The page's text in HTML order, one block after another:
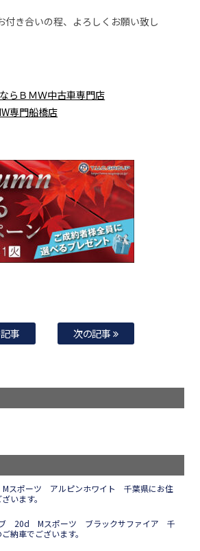
付き合いの程、よろしくお願い致し
らＢＭＷ中古車専門店
専門船橋店
事 次の記事
ポーツ アルピンホワイト 千葉県にお住
います。
20d Mスポーツ ブラックサファイア 千
納車でございます。